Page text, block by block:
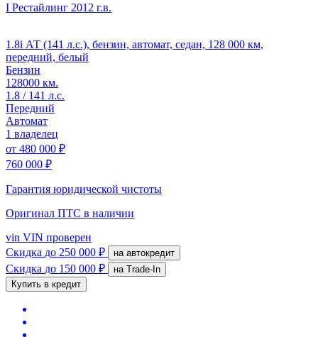
I Рестайлинг 2012 г.в.
1.8i АТ (141 л.с.), бензин, автомат, седан, 128 000 км,
передний, белый
Бензин
128000 км.
1.8 / 141 л.с.
Передний
Автомат
1 владелец
от 480 000 ₽
760 000 ₽
Гарантия юридической чистоты
Оригинал ПТС в наличии
vin VIN проверен
Скидка до 250 000 ₽ на автокредит
Скидка до 150 000 ₽
на Trade-In
Купить в кредит